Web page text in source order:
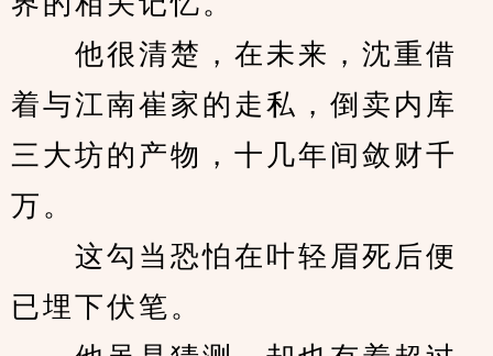
他很清楚，在未来，沈重借
着与江南崔家的走私，倒卖内库
三大坊的产物，十几年间敛财千
万。
这勾当恐怕在叶轻眉死后便
已埋下伏笔。